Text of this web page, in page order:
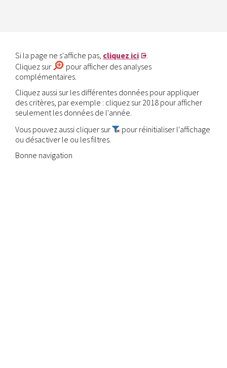
Si la page ne s'affiche pas, cliquez ici
.
Cliquez sur
pour afficher des analyses
complémentaires.
Cliquez aussi sur les différentes données pour appliquer
des critères, par exemple : cliquez sur 2018 pour afficher
seulement les données de l'année.
Vous pouvez aussi cliquer sur
pour réinitialiser l'affichage
ou désactiver le ou les filtres.
Bonne navigation